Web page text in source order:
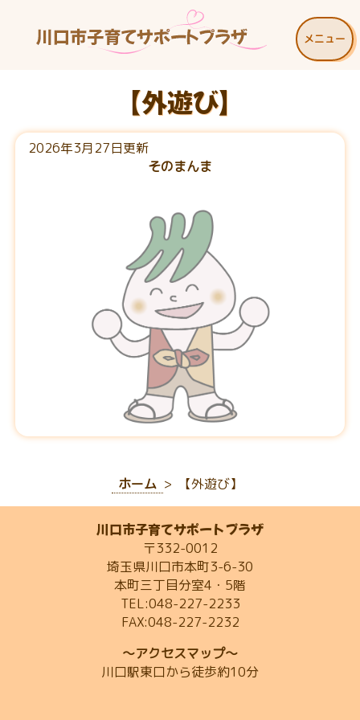
【外遊び】
2026年3月27日更新
そのまんま
ホーム 【外遊び】
メニュー
川口市子育てサポートプラザ
〒332-0012
埼玉県川口市本町3-6-30
本町三丁目分室4・5階
TEL:048-227-2233
FAX:048-227-2232
～アクセスマップ～
川口駅東口から徒歩約10分